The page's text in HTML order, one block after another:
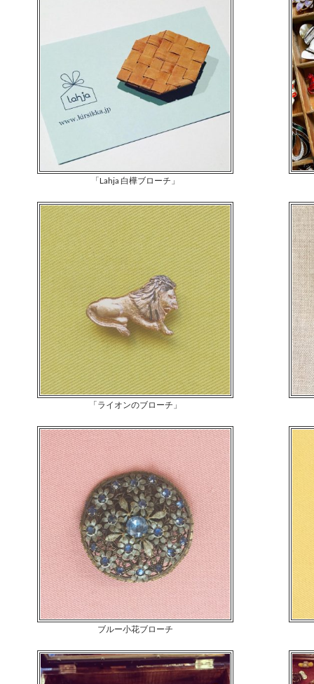
「Lahja 白樺ブローチ」
「ライオンのブローチ」
ブルー小花ブローチ